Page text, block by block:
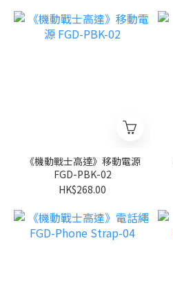
《機動戰士高達》移動電源
FGD-PBK-02
HK$268.00